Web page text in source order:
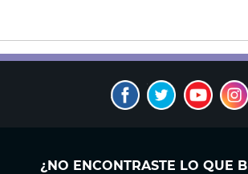
¿NO ENCONTRASTE LO QUE